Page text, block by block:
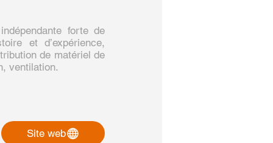
forte de
et d’expérience,
de matériel de
ventilation.
Site web